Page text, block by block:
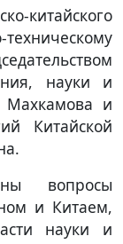
китайского
науки и
Махкамова и
Китайской
вопросы
и Китаем,
науки и